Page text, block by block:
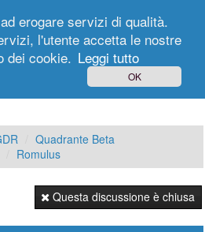
Quadrante Beta
Romulus
Questa discussione è chiusa
erogare servizi di qualità.
l'utente accetta le nostre
dei cookie. Leggi tutto
OK